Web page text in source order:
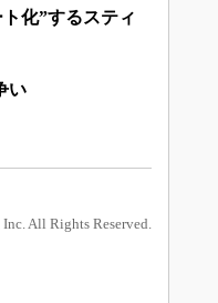
化”するスティ
い
All Rights Reserved.